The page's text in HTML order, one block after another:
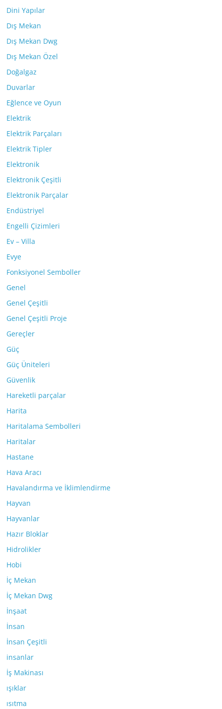
Dini Yapılar
Dış Mekan
Dış Mekan Dwg
Dış Mekan Özel
Doğalgaz
Duvarlar
Eğlence ve Oyun
Elektrik
Elektrik Parçaları
Elektrik Tipler
Elektronik
Elektronik Çeşitli
Elektronik Parçalar
Endüstriyel
Engelli Çizimleri
Ev – Villa
Evye
Fonksiyonel Semboller
Genel
Genel Çeşitli
Genel Çeşitli Proje
Gereçler
Güç
Güç Üniteleri
Güvenlik
Hareketli parçalar
Harita
Haritalama Sembolleri
Haritalar
Hastane
Hava Aracı
Havalandırma ve İklimlendirme
Hayvan
Hayvanlar
Hazır Bloklar
Hidrolikler
Hobi
İç Mekan
İç Mekan Dwg
İnşaat
İnsan
İnsan Çeşitli
insanlar
İş Makinası
ışıklar
ısıtma